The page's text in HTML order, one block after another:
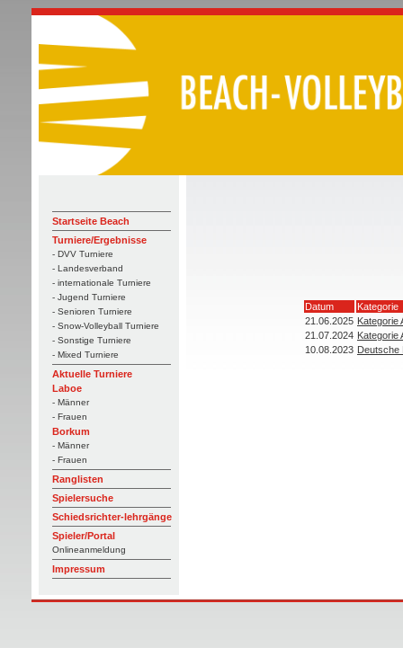
Startseite Beach
Turniere/Ergebnisse
- DVV Turniere
- Landesverband
- internationale Turniere
- Jugend Turniere
- Senioren Turniere
- Snow-Volleyball Turniere
- Sonstige Turniere
- Mixed Turniere
Aktuelle Turniere
Laboe
- Männer
- Frauen
Borkum
- Männer
- Frauen
Ranglisten
Spielersuche
Schiedsrichter-lehrgänge
Spieler/Portal
Onlineanmeldung
Impressum
Datum
Kategorie
21.06.2025 Kategorie
21.07.2024 Kategorie
10.08.2023 Deutsche